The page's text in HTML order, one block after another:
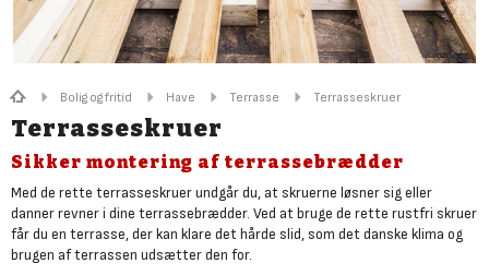
Bolig og fritid Have Terrasse Terrasseskruer
Terrasseskruer
Sikker montering af terrassebrædder
Med de rette terrasseskruer undgår du, at skruerne løsner sig eller
danner revner i dine terrassebrædder. Ved at bruge de rette rustfri skruer
får du en terrasse, der kan klare det hårde slid, som det danske klima og
brugen af terrassen udsætter den for.